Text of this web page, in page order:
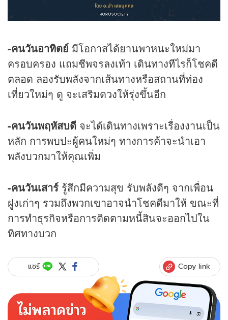
-คนวันอาทิตย์ มีโอกาสได้ยานพาหนะใหม่มา
ครอบครอง แถมชีพจรลงเท้า เดินทางทีไรก็โชคดี
ตลอด ลองรับพลังจากเส้นทางหรือสถานที่ท่อง
เที่ยวใหม่ๆ ดู จะเสริมดวงให้รุ่งขึ้นอีก
-คนวันพฤหัสบดี จะได้เดินทางเพราะเรื่องงานเป็น
หลัก การพบปะผู้คนใหม่ๆ ทางการค้าจะนำเอา
พลังบวกมาให้คุณเพิ่ม
-คนวันเสาร์ รู้สึกมีความสุข รับพลังดีๆ จากเพื่อน
ฝูงเก่าๆ รวมถึงพวกเขาอาจนำโชคดีมาให้ ขณะที่
การทำธุรกิจหรือการติดตามหนี้สินจะออกไปใน
ทิศทางบวก
แชร์ Copy link